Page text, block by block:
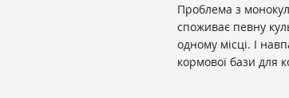
Проблема з
споживає певну
одному місці. І
кормової бази для